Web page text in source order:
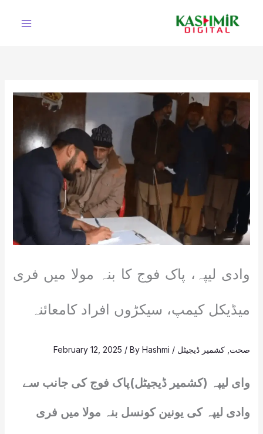
وادی لیپہ، پاک فوج کا بنہ مولا میں فری
میڈیکل کیمپ، سیکڑوں افراد کامعائنہ
صحت کشمیر ڈیجیٹل /
February 12, 2025 / ByHashmi
وای لیپہ (کشمیر ڈیجیٹل)پاک فوج کی جانب سے
وادی لیپہ کی یونین کونسل بنہ مولا میں فری